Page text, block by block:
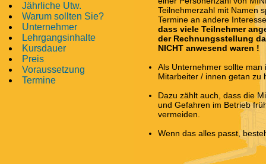
Jährliche Utw.
Warum sollten Sie?
Unternehmer
Lehrgangsinhalte
Kursdauer
Preis
Voraussetzung
Termine
Teilnehmerzahl mit Namen
Termine an andere
dass viele Teilnehmer
der Rechnungsstellung
NICHT anwesend waren !
Als Unternehmer sollte
Mitarbeiter / innen getan zu
Dazu zählt auch, dass die
und Gefahren im Betrieb
vermeiden.
Wenn das alles passt,